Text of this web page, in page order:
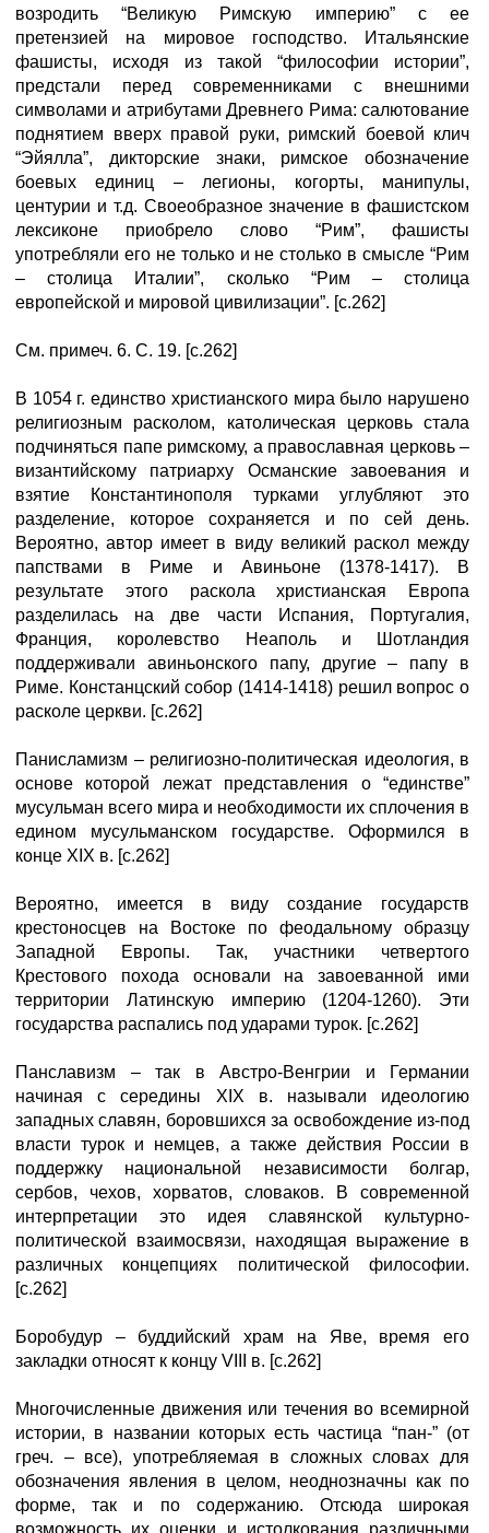
возродить “Великую Римскую империю” с ее
претензией на мировое господство. Итальянские
фашисты, исходя из такой “философии истории”,
предстали перед современниками с внешними
символами и атрибутами Древнего Рима: салютование
поднятием вверх правой руки, римский боевой клич
“Эйялла”, дикторские знаки, римское обозначение
боевых единиц – легионы, когорты, манипулы,
центурии и т.д. Своеобразное значение в фашистском
лексиконе приобрело слово “Рим”, фашисты
употребляли его не только и не столько в смысле “Рим
– столица Италии”, сколько “Рим – столица
европейской и мировой цивилизации”. [с.262]
См. примеч. 6. С. 19. [с.262]
В 1054 г. единство христианского мира было нарушено
религиозным расколом, католическая церковь стала
подчиняться папе римскому, а православная церковь –
византийскому патриарху Османские завоевания и
взятие Константинополя турками углубляют это
разделение, которое сохраняется и по сей день.
Вероятно, автор имеет в виду великий раскол между
папствами в Риме и Авиньоне (1378-1417). В
результате этого раскола христианская Европа
разделилась на две части Испания, Португалия,
Франция, королевство Неаполь и Шотландия
поддерживали авиньонского папу, другие – папу в
Риме. Констанцский собор (1414-1418) решил вопрос о
расколе церкви. [с.262]
Панисламизм – религиозно-политическая идеология, в
основе которой лежат представления о “единстве”
мусульман всего мира и необходимости их сплочения в
едином мусульманском государстве. Оформился в
конце XIX в. [с.262]
Вероятно, имеется в виду создание государств
крестоносцев на Востоке по феодальному образцу
Западной Европы. Так, участники четвертого
Крестового похода основали на завоеванной ими
территории Латинскую империю (1204-1260). Эти
государства распались под ударами турок. [с.262]
Панславизм – так в Австро-Венгрии и Германии
начиная с середины XIX в. называли идеологию
западных славян, боровшихся за освобождение из-под
власти турок и немцев, а также действия России в
поддержку национальной независимости болгар,
сербов, чехов, хорватов, словаков. В современной
интерпретации это идея славянской культурно-
политической взаимосвязи, находящая выражение в
различных концепциях политической философии.
[с.262]
Боробудур – буддийский храм на Яве, время его
закладки относят к концу VIII в. [с.262]
Многочисленные движения или течения во всемирной
истории, в названии которых есть частица “пан-” (от
греч. – все), употребляемая в сложных словах для
обозначения явления в целом, неоднозначны как по
форме, так и по содержанию. Отсюда широкая
возможность их оценки и истолкования различными